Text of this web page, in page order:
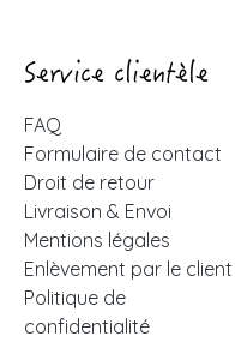
Service clientèle
FAQ
Formulaire de contact
Droit de retour
Livraison & Envoi
Mentions légales
Enlèvement par le client
Politique de
confidentialité